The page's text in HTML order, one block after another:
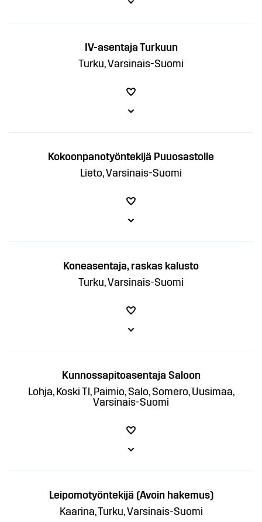
IV-asentaja Turkuun
Turku, Varsinais-Suomi
Kokoonpanotyöntekijä Puuosastolle
Lieto, Varsinais-Suomi
Koneasentaja, raskas kalusto
Turku, Varsinais-Suomi
Kunnossapitoasentaja Saloon
Lohja, Koski Tl, Paimio, Salo, Somero, Uusimaa,
Varsinais-Suomi
Leipomotyöntekijä (Avoin hakemus)
Kaarina, Turku, Varsinais-Suomi